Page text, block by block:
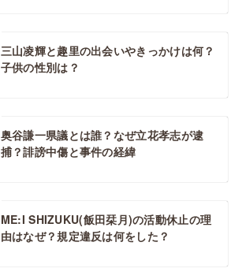
三山凌輝と趣里の出会いやきっかけは何？
子供の性別は？
奥谷謙一県議とは誰？なぜ立花孝志が逮
捕？誹謗中傷と事件の経緯
ME:I SHIZUKU(飯田栞月)の活動休止の理
由はなぜ？規定違反は何をした？